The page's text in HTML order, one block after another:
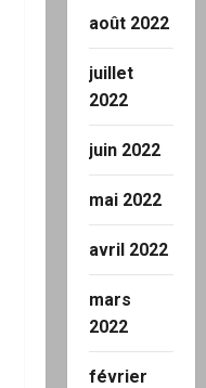
août 2022
juillet
2022
juin 2022
mai 2022
avril 2022
mars
2022
février